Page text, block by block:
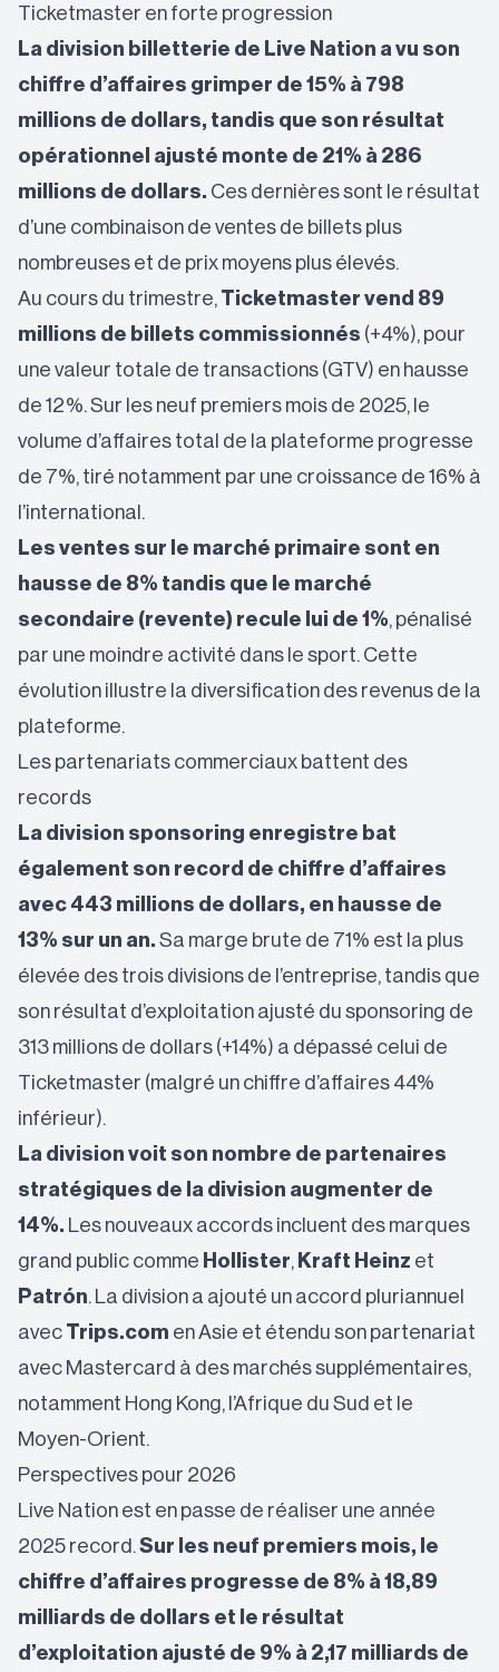
Ticketmaster en forte progression
La division billetterie de Live Nation a vu son
chiffre d’affaires grimper de 15% à 798
millions de dollars, tandis que son résultat
opérationnel ajusté monte de 21% à 286
millions de dollars. Ces dernières sont le résultat
d’une combinaison de ventes de billets plus
nombreuses et de prix moyens plus élevés.
Au cours du trimestre, Ticketmaster vend 89
millions de billets commissionnés (+4%), pour
une valeur totale de transactions (GTV) en hausse
de 12%. Sur les neuf premiers mois de 2025, le
volume d’affaires total de la plateforme progresse
de 7%, tiré notamment par une croissance de 16% à
l’international.
Les ventes sur le marché primaire sont en
hausse de 8% tandis que le marché
secondaire (revente) recule lui de 1%, pénalisé
par une moindre activité dans le sport. Cette
évolution illustre la diversification des revenus de la
plateforme.
Les partenariats commerciaux battent des
records
La division sponsoring enregistre bat
également son record de chiffre d’affaires
avec 443 millions de dollars, en hausse de
13% sur un an. Sa marge brute de 71% est la plus
élevée des trois divisions de l’entreprise, tandis que
son résultat d’exploitation ajusté du sponsoring de
313 millions de dollars (+14%) a dépassé celui de
Ticketmaster (malgré un chiffre d’affaires 44%
inférieur).
La division voit son nombre de partenaires
stratégiques de la division augmenter de
14%. Les nouveaux accords incluent des marques
grand public comme Hollister, Kraft Heinz et
Patrón. La division a ajouté un accord pluriannuel
avec Trips.com en Asie et étendu son partenariat
avec Mastercard à des marchés supplémentaires,
notamment Hong Kong, l’Afrique du Sud et le
Moyen-Orient.
Perspectives pour 2026
Live Nation est en passe de réaliser une année
2025 record.Sur les neuf premiers mois, le
chiffre d’affaires progresse de 8% à 18,89
milliards de dollars et le résultat
d’exploitation ajusté de 9% à 2,17 milliards de